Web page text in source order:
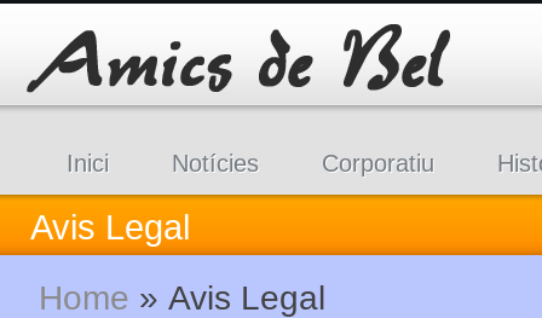
Inici Notícies Corporatiu
Avis Legal
Home » Avis Legal